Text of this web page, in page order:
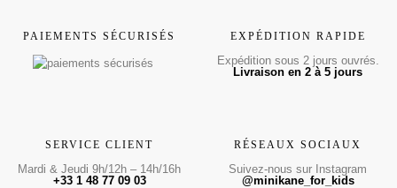
PAIEMENTS SÉCURISÉS EXPÉDITION RAPIDE
Expédition sous 2 jours ouvrés.
Livraison en 2 à 5 jours
SERVICE CLIENT
Mardi & Jeudi 9h/12h – 14h/16h
+33 1 48 77 09 03
RÉSEAUX SOCIAUX
Suivez-nous sur Instagram
@minikane_for_kids